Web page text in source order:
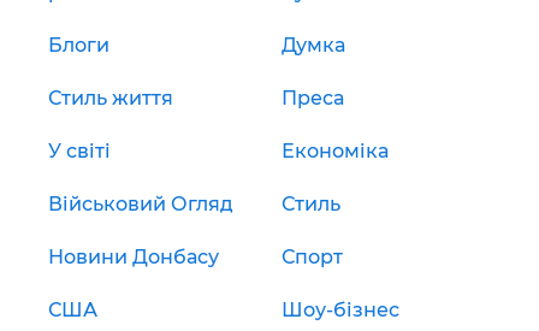
Блоги Думка
Стиль життя Преса
У світі Економіка
Військовий Огляд Стиль
Новини Донбасу Спорт
США Шоу-бізнес